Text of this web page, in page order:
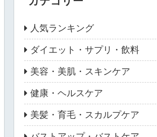
人気ランキング
ダイエット・サプリ・飲料
美容・美肌・スキンケア
健康・ヘルスケア
美髪・育毛・スカルプケア